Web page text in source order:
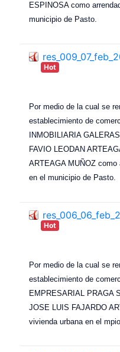
ESPINOSA como
municipio de Pasto.
Hot
Por medio de la cual se
establecimiento de
INMOBILIARIA
FAVIO LEODAN
ARTEAGA MUÑOZ como
en el municipio de Pasto.
Hot
Por medio de la cual se
establecimiento de
EMPRESARIAL PRAGA
JOSE LUIS FAJARDO
vivienda urbana en el